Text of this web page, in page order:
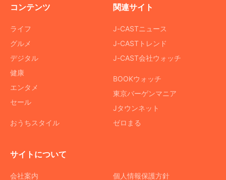
コンテンツ
ライフ
グルメ
デジタル
健康
エンタメ
セール
おうちスタイル
関連サイト
J-CASTニュース
J-CASTトレンド
J-CAST会社ウォッチ
BOOKウォッチ
東京バーゲンマニア
Jタウンネット
ゼロまる
サイトについて
会社案内 個人情報保護方針